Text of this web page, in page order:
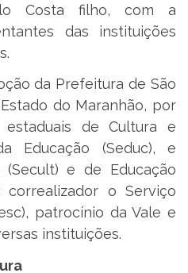
Costa filho, com a
das instituições
da Prefeitura de São
do Maranhão, por
de Cultura e
Educação (Seduc), e
e de Educação
correalizador o Serviço
patrocínio da Vale e
instituições.